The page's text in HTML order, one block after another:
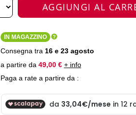
AGGIUNGI AL
IN MAGAZZINO
Consegna tra 16 e 23 agosto
a partire da 49,00 € + info
Paga a rate a partire da :